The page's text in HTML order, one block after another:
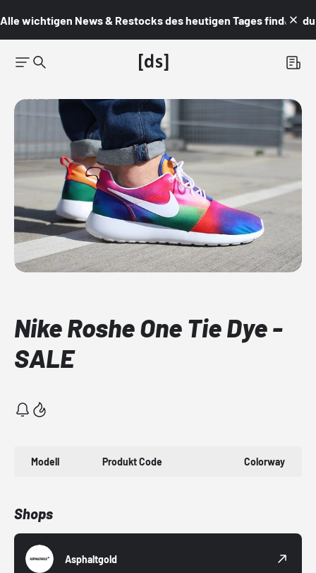
Alle wichtigen News & Restocks des heutigen Tages findest du
Nike Roshe One Tie Dye -
SALE
Modell Produkt Code Colorway
Shops
Asphaltgold